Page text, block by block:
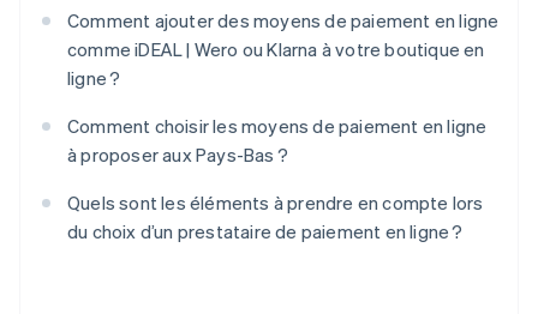
Comment ajouter des moyens de paiement en ligne
comme iDEAL | Wero ou Klarna à votre boutique en
ligne ?
Comment choisir les moyens de paiement en ligne
à proposer aux Pays-Bas ?
Quels sont les éléments à prendre en compte lors
du choix d’un prestataire de paiement en ligne ?